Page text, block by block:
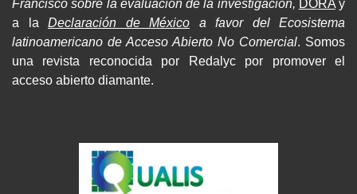
Francisco sobre la evaluación de la investigación, DORAy
a la Declaración de México a favor del Ecosistema
latinoamericano de Acceso Abierto No Comercial. Somos
una revista reconocida por Redalyc por promover el
acceso abierto diamante.